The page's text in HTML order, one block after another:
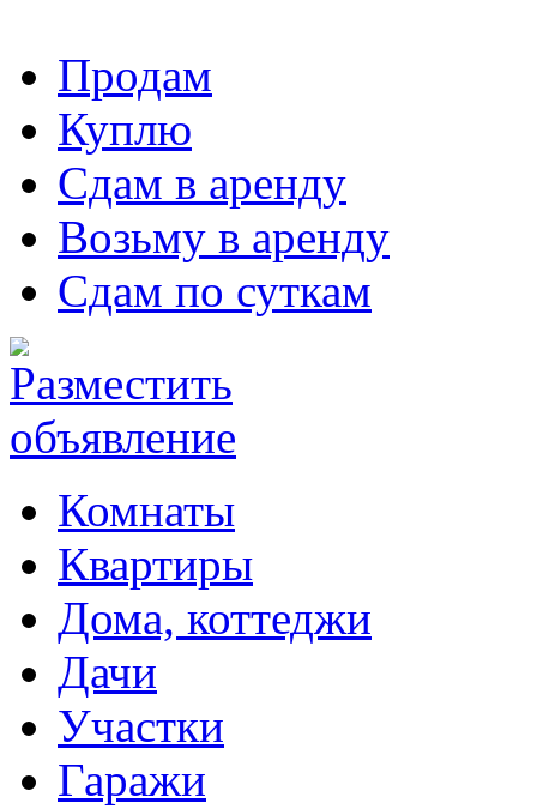
Продам
Куплю
Сдам в аренду
Возьму в аренду
Сдам по суткам
Комнаты
Квартиры
Дома, коттеджи
Дачи
Участки
Гаражи